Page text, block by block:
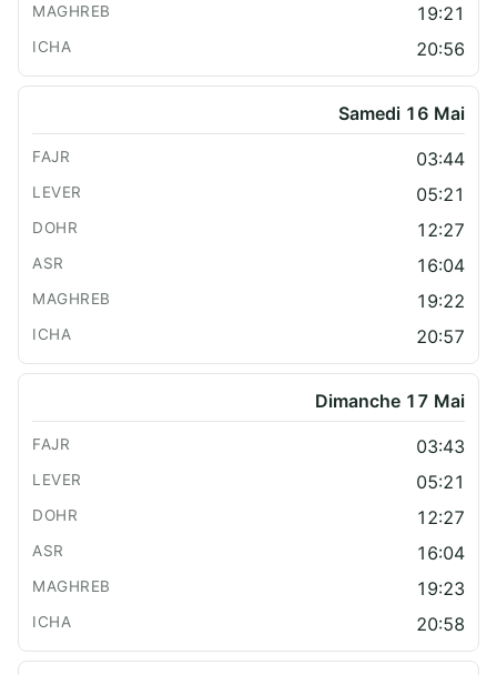
19:21
20:56
Samedi 16 Mai
03:44
05:21
12:27
16:04
19:22
20:57
Dimanche 17 Mai
03:43
05:21
12:27
16:04
19:23
20:58